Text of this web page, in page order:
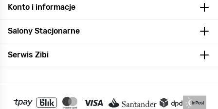
Konto i informacje
Salony Stacjonarne
Serwis Zibi